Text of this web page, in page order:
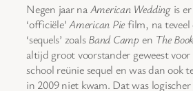
Negen jaar naAmerican Weddingis er
‘officiële’American Piefilm, na
‘sequels’ zoalsBand Camp en The
altijd groot voorstander geweest voor
school reünie sequel en was dan ook
in 2009 niet kwam. Dat was logischer